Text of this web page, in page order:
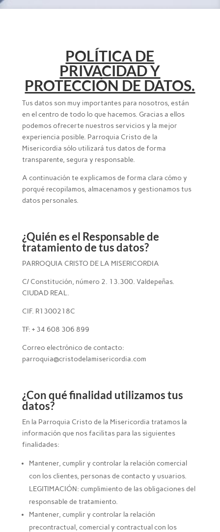
POLÍTICA DE
PRIVACIDAD Y
PROTECCIÓN DE DATOS.
Tus datos son muy importantes para nosotros, están
en el centro de todo lo que hacemos. Gracias a ellos
podemos ofrecerte nuestros servicios y la mejor
experiencia posible. Parroquia Cristo de la
Misericordia sólo utilizará tus datos de forma
transparente, segura y responsable.
A continuación te explicamos de forma clara cómo y
porqué recopilamos, almacenamos y gestionamos tus
datos personales.
¿Quién es el Responsable de
tratamiento de tus datos?
PARROQUIA CRISTO DE LA MISERICORDIA
C/ Constitución, número 2. 13.300. Valdepeñas.
CIUDAD REAL.
CIF. R1300218C
TF: + 34 608 306 899
Correo electrónico de contacto:
parroquia@cristodelamisericordia.com
¿Con qué finalidad utilizamos tus
datos?
En la Parroquia Cristo de la Misericordia tratamos la
información que nos facilitas para las siguientes
finalidades:
Mantener, cumplir y controlar la relación comercial
con los clientes, personas de contacto y usuarios.
LEGITIMACIÓN: cumplimiento de las obligaciones del
responsable de tratamiento.
Mantener, cumplir y controlar la relación
precontractual, comercial y contractual con los